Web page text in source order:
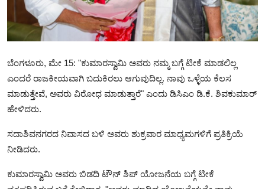
ಬೆಂಗಳೂರು, ಮೇ 15: "ಕುಮಾರಸ್ವಾಮಿ ಅವರು ನಮ್ಮ ಬಗ್ಗೆ ಟೀಕೆ ಮಾಡಲಿಲ್ಲ
ಎಂದರೆ ರಾಜಕೀಯವಾಗಿ ಬದುಕಿರಲು ಆಗುವುದಿಲ್ಲ. ನಾವು ಒಳ್ಳೆಯ ಕೆಲಸ
ಮಾಡುತ್ತೇವೆ, ಅವರು ವಿರೋಧ ಮಾಡುತ್ತಾರೆ" ಎಂದು ಡಿಸಿಎಂ ಡಿ.ಕೆ. ಶಿವಕುಮಾರ್
ಹೇಳಿದರು.
ಸದಾಶಿವನಗರದ ನಿವಾಸದ ಬಳಿ ಅವರು ಶುಕ್ರವಾರ ಮಾಧ್ಯಮಗಳಿಗೆ ಪ್ರತಿಕ್ರಿಯೆ
ನೀಡಿದರು.
ಕುಮಾರಸ್ವಾಮಿ ಅವರು ಬಿಡದಿ ಟೌನ್ ಶಿಪ್ ಯೋಜನೆಯ ಬಗ್ಗೆ ಟೀಕೆ